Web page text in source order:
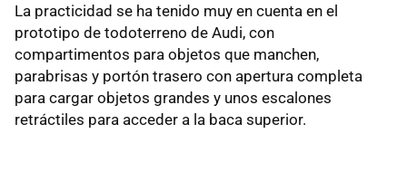
La practicidad se ha tenido muy en cuenta en el
prototipo de todoterreno de Audi, con
compartimentos para objetos que manchen,
parabrisas y portón trasero con apertura completa
para cargar objetos grandes y unos escalones
retráctiles para acceder a la baca superior.